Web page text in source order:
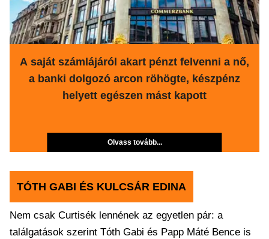
A saját számlájáról akart pénzt felvenni a nő,
a banki dolgozó arcon röhögte, készpénz
helyett egészen mást kapott
Olvass tovább...
TÓTH GABI ÉS KULCSÁR EDINA
Nem csak Curtisék lennének az egyetlen pár: a
találgatások szerint Tóth Gabi és Papp Máté Bence is